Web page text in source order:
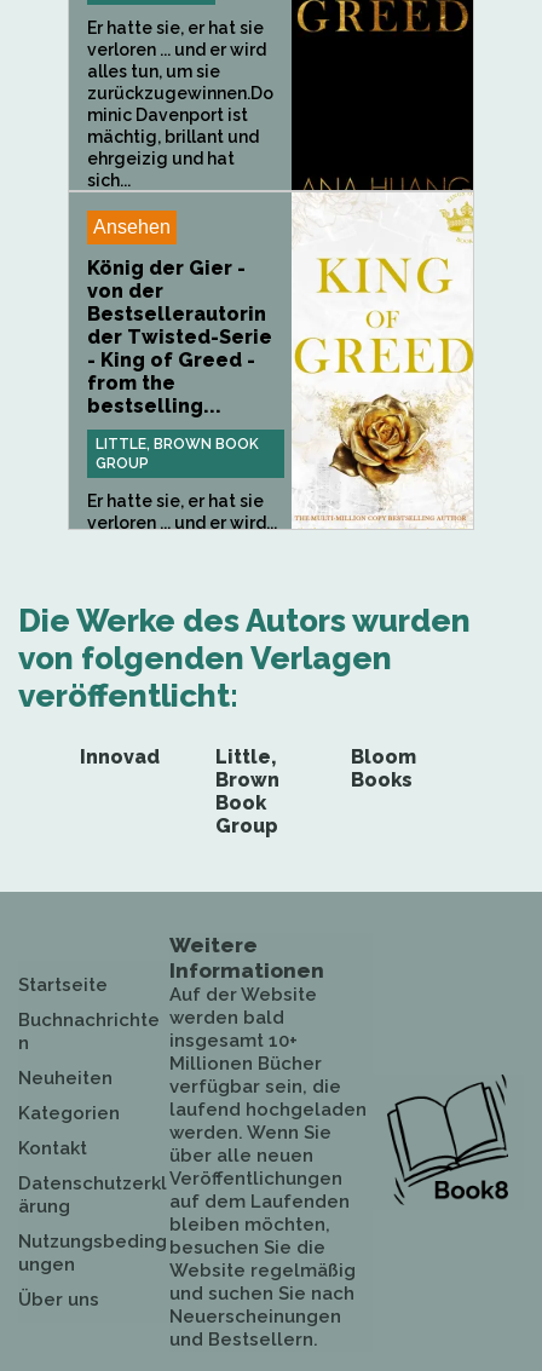
Er hatte sie, er hat sie
verloren ... und er wird
alles tun, um sie
zurückzugewinnen.Do
minic Davenport ist
mächtig, brillant und
ehrgeizig und hat
sich...
Ansehen
König der Gier -
von der
Bestsellerautorin
der Twisted-Serie
- King of Greed -
from the
bestselling...
LITTLE, BROWN BOOK
GROUP
Er hatte sie, er hat sie
verloren ... und er wird...
Die Werke des Autors wurden
von folgenden Verlagen
veröffentlicht:
Innovad
Little,
Brown
Book
Group
Bloom
Books
Startseite
Buchnachrichte
n
Neuheiten
Kategorien
Kontakt
Datenschutzerkl
ärung
Nutzungsbeding
ungen
Über uns
Weitere
Informationen
Auf der Website
werden bald
insgesamt 10+
Millionen Bücher
verfügbar sein, die
laufend hochgeladen
werden. Wenn Sie
über alle neuen
Veröffentlichungen
auf dem Laufenden
bleiben möchten,
besuchen Sie die
Website regelmäßig
und suchen Sie nach
Neuerscheinungen
und Bestsellern.